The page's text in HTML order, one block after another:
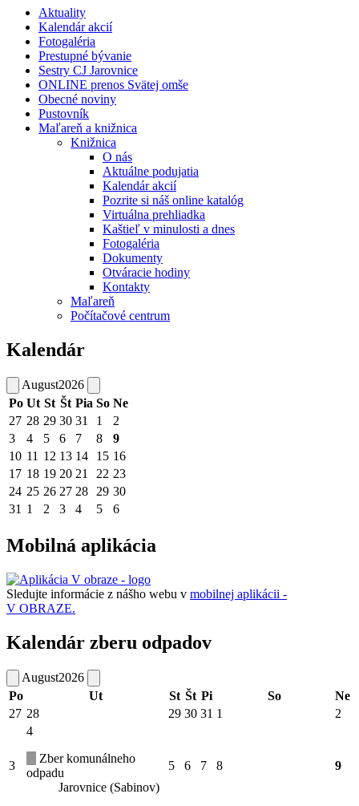
Aktuality
Kalendár akcií
Fotogaléria
Prestupné bývanie
Sestry CJ Jarovnice
ONLINE prenos Svätej omše
Obecné noviny
Pustovník
Maľareň a knižnica
Knižnica
O nás
Aktuálne podujatia
Kalendár akcií
Pozrite si náš online katalóg
Virtuálna prehliadka
Kaštieľ v minulosti a dnes
Fotogaléria
Dokumenty
Otváracie hodiny
Kontakty
Maľareň
Počítačové centrum
Kalendár
August2026
Po Ut St Št Pia So Ne
27 28 29 30 31 1
2
3
4 5 6 7 8
9
10 11 12 13 14 15 16
17 18 19 20 21 22 23
24 25 26 27 28 29 30
31 1 2 3 4 5 6
Mobilná aplikácia
Sledujte informácie z nášho webu v mobilnej aplikácii -
V OBRAZE.
Kalendár zberu odpadov
August2026
Po
Ut St Št Pi So
Ne
27 28 29 30 31 1 2
3
4
Zber komunálneho
odpadu
Jarovnice (Sabinov)
5 6 7 8 9